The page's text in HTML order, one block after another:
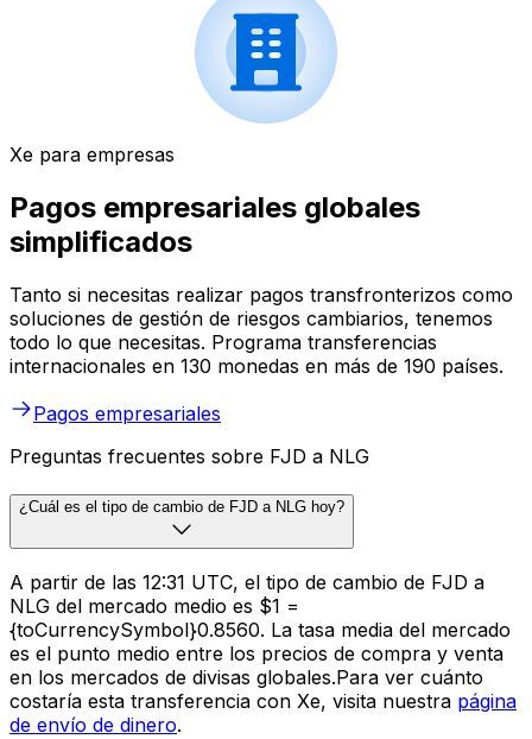
Xe para empresas
Pagos empresariales globales
simplificados
Tanto si necesitas realizar pagos transfronterizos como
soluciones de gestión de riesgos cambiarios, tenemos
todo lo que necesitas. Programa transferencias
internacionales en 130 monedas en más de 190 países.
Pagos empresariales
Preguntas frecuentes sobre FJD a NLG
¿Cuál es el tipo de cambio de FJD a NLG hoy?
A partir de las 12:31 UTC, el tipo de cambio de FJD a
NLG del mercado medio es $1 =
{toCurrencySymbol}0.8560. La tasa media del mercado
es el punto medio entre los precios de compra y venta
en los mercados de divisas globales.Para ver cuánto
costaría esta transferencia con Xe, visita nuestra página
de envío de dinero.